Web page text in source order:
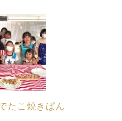
たこ焼きぱん